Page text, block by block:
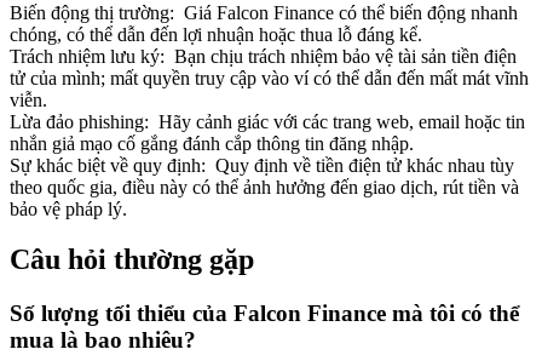
Biến động thị trường: Giá Falcon Finance có thể biến động nhanh
chóng, có thể dẫn đến lợi nhuận hoặc thua lỗ đáng kể.
Trách nhiệm lưu ký: Bạn chịu trách nhiệm bảo vệ tài sản tiền điện
tử của mình; mất quyền truy cập vào ví có thể dẫn đến mất mát vĩnh
viễn.
Lừa đảo phishing: Hãy cảnh giác với các trang web, email hoặc tin
nhắn giả mạo cố gắng đánh cắp thông tin đăng nhập.
Sự khác biệt về quy định: Quy định về tiền điện tử khác nhau tùy
theo quốc gia, điều này có thể ảnh hưởng đến giao dịch, rút tiền và
bảo vệ pháp lý.
Câu hỏi thường gặp
Số lượng tối thiểu của Falcon Finance mà tôi có thể
mua là bao nhiêu?